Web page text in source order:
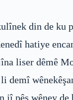
din de ku
hatiye
liser dêmê
demî
jî pêş wêney de